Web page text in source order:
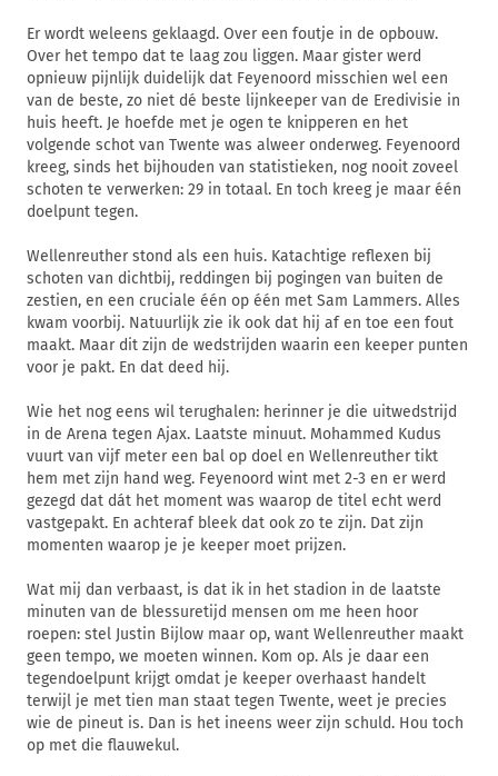
Er wordt weleens geklaagd. Over een foutje in de opbouw.
Over het tempo dat te laag zou liggen. Maar gister werd
opnieuw pijnlijk duidelijk dat Feyenoord misschien wel een
van de beste, zo niet dé beste lijnkeeper van de Eredivisie in
huis heeft. Je hoefde met je ogen te knipperen en het
volgende schot van Twente was alweer onderweg. Feyenoord
kreeg, sinds het bijhouden van statistieken, nog nooit zoveel
schoten te verwerken: 29 in totaal. En toch kreeg je maar één
doelpunt tegen.
Wellenreuther stond als een huis. Katachtige reflexen bij
schoten van dichtbij, reddingen bij pogingen van buiten de
zestien, en een cruciale één op één met Sam Lammers. Alles
kwam voorbij. Natuurlijk zie ik ook dat hij af en toe een fout
maakt. Maar dit zijn de wedstrijden waarin een keeper punten
voor je pakt. En dat deed hij.
Wie het nog eens wil terughalen: herinner je die uitwedstrijd
in de Arena tegen Ajax. Laatste minuut. Mohammed Kudus
vuurt van vijf meter een bal op doel en Wellenreuther tikt
hem met zijn hand weg. Feyenoord wint met 2-3 en er werd
gezegd dat dát het moment was waarop de titel echt werd
vastgepakt. En achteraf bleek dat ook zo te zijn. Dat zijn
momenten waarop je je keeper moet prijzen.
Wat mij dan verbaast, is dat ik in het stadion in de laatste
minuten van de blessuretijd mensen om me heen hoor
roepen: stel Justin Bijlow maar op, want Wellenreuther maakt
geen tempo, we moeten winnen. Kom op. Als je daar een
tegendoelpunt krijgt omdat je keeper overhaast handelt
terwijl je met tien man staat tegen Twente, weet je precies
wie de pineut is. Dan is het ineens weer zijn schuld. Hou toch
op met die flauwekul.